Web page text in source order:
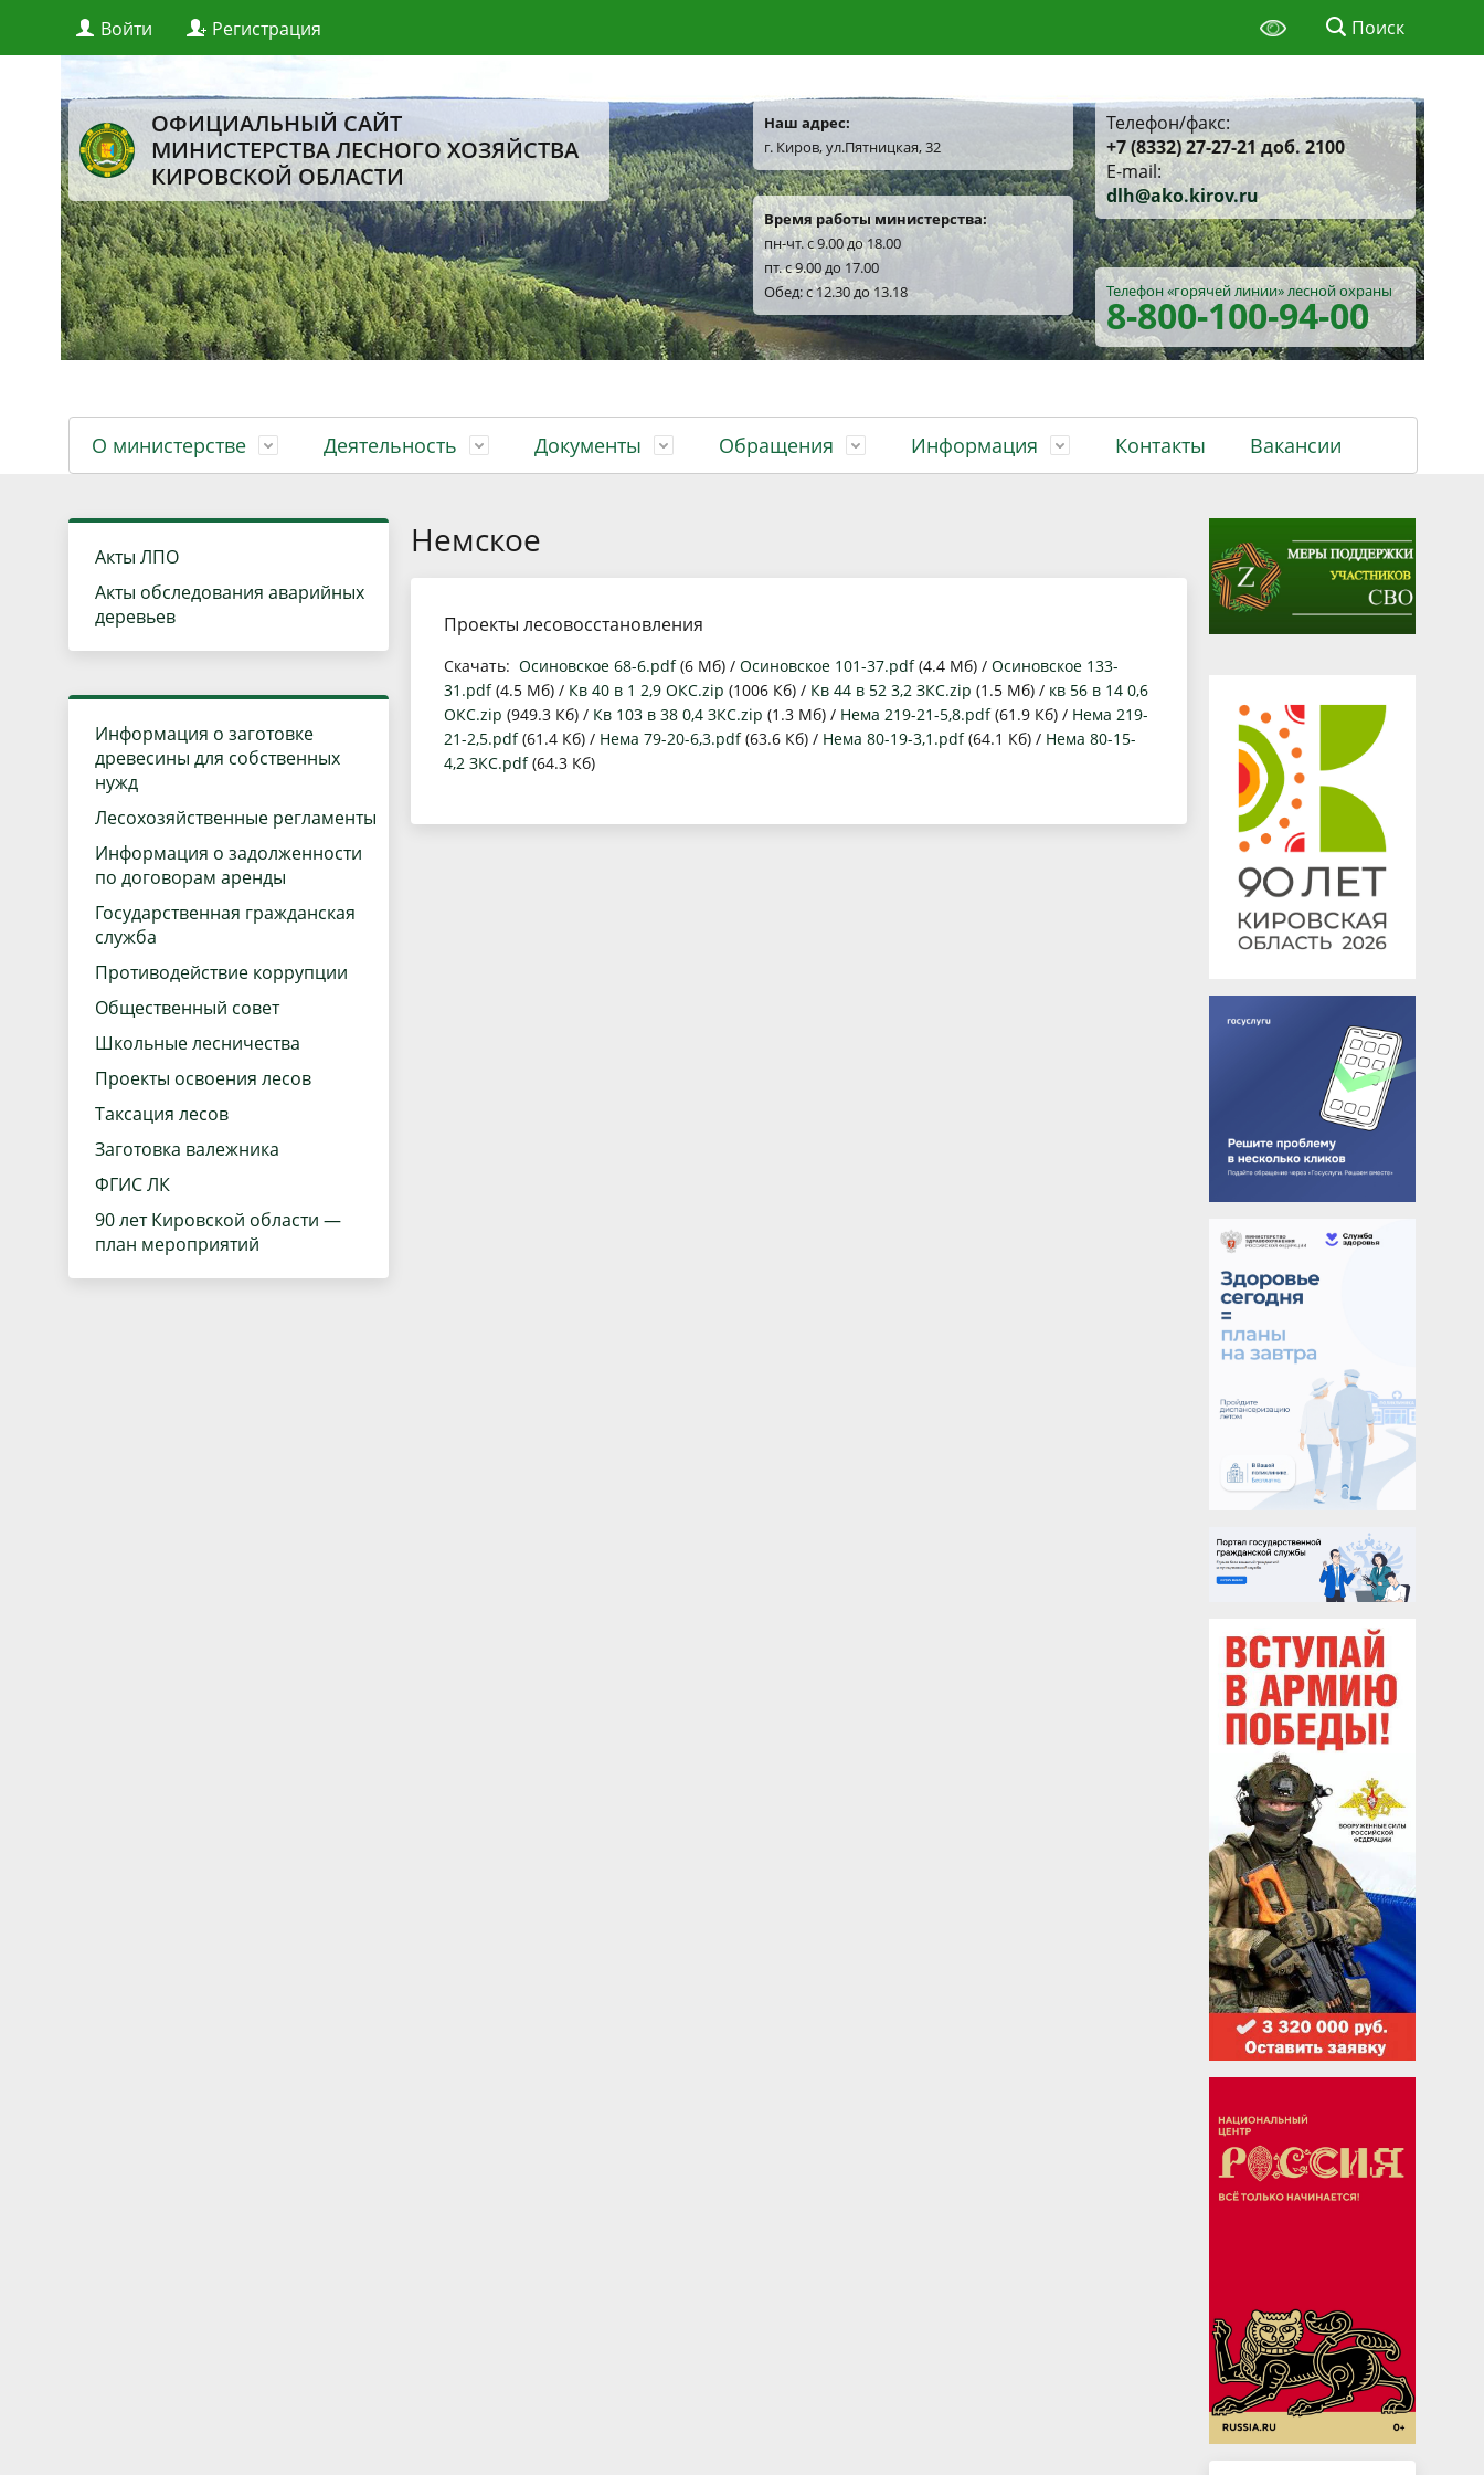
Войти Регистрация Поиск
ОФИЦИАЛЬНЫЙ САЙТ
МИНИСТЕРСТВА ЛЕСНОГО ХОЗЯЙСТВА
КИРОВСКОЙ ОБЛАСТИ
Наш адрес:
г. Киров, ул.Пятницкая, 32
Время работы министерства:
пн-чт. с 9.00 до 18.00
пт. с 9.00 до 17.00
Обед: с 12.30 до 13.18
Телефон/факс:
+7 (8332) 27-27-21 доб. 2100
E-mail:
dlh@ako.kirov.ru
Телефон «горячей линии»лесной охраны
8-800-100-94-00
О министерстве
Руководство
Положение
Полномочия
Лесные отделы
Подведомственные учреждения
Деятельность
Использование и воспроизводство лесов
Государственный лесной реестр
Государственные услуги
Антимонопольный комплаенс
Проектная деятельность
Документы
Распоряжения министерства
Лесной план Кировской области на 2019-2028 годы
Положение о награждении
Обращения Информация Контакты Вакансии
Акты ЛПО
Акты обследования аварийных
деревьев
Информация о заготовке
древесины для собственных
нужд
Лесохозяйственные регламенты
Информация о задолженности
по договорам аренды
Государственная гражданская
служба
Противодействие коррупции
Общественный совет
Школьные лесничества
Проекты освоения лесов
Таксация лесов
Заготовка валежника
ФГИС ЛК
90 лет Кировской области —
план мероприятий
Немское
Проекты лесовосстановления
Скачать: Осиновское 68-6.pdf(6 Мб) / Осиновское 101-37.pdf(4.4 Мб) / Осиновское 133-
31.pdf(4.5 Мб) / Кв 40 в 1 2,9 ОКС.zip (1006 Кб) / Кв 44 в 52 3,2 ЗКС.zip (1.5 Мб) / кв 56 в 14 0,6
ОКС.zip (949.3 Кб) / Кв 103 в 38 0,4 ЗКС.zip (1.3 Мб) / Нема 219-21-5,8.pdf(61.9 Кб) / Нема 219-
21-2,5.pdf(61.4 Кб) / Нема 79-20-6,3.pdf(63.6 Кб) / Нема 80-19-3,1.pdf(64.1 Кб) / Нема 80-15-
4,2 ЗКС.pdf(64.3 Кб)